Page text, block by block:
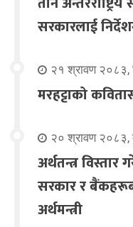
सरकारलाई
२१ श्रावण २०८३,
मरहट्टाको
२० श्रावण २०८३,
अर्थतन्त्र विस्तार
सरकार र
अर्थमन्त्री